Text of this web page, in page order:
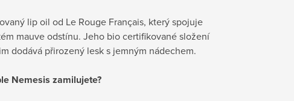
lip oil od Le Rouge Français, který spojuje
mauve odstínu. Jeho bio certifikované složení
dodává přirozený lesk s jemným nádechem.
Nemesis zamilujete?